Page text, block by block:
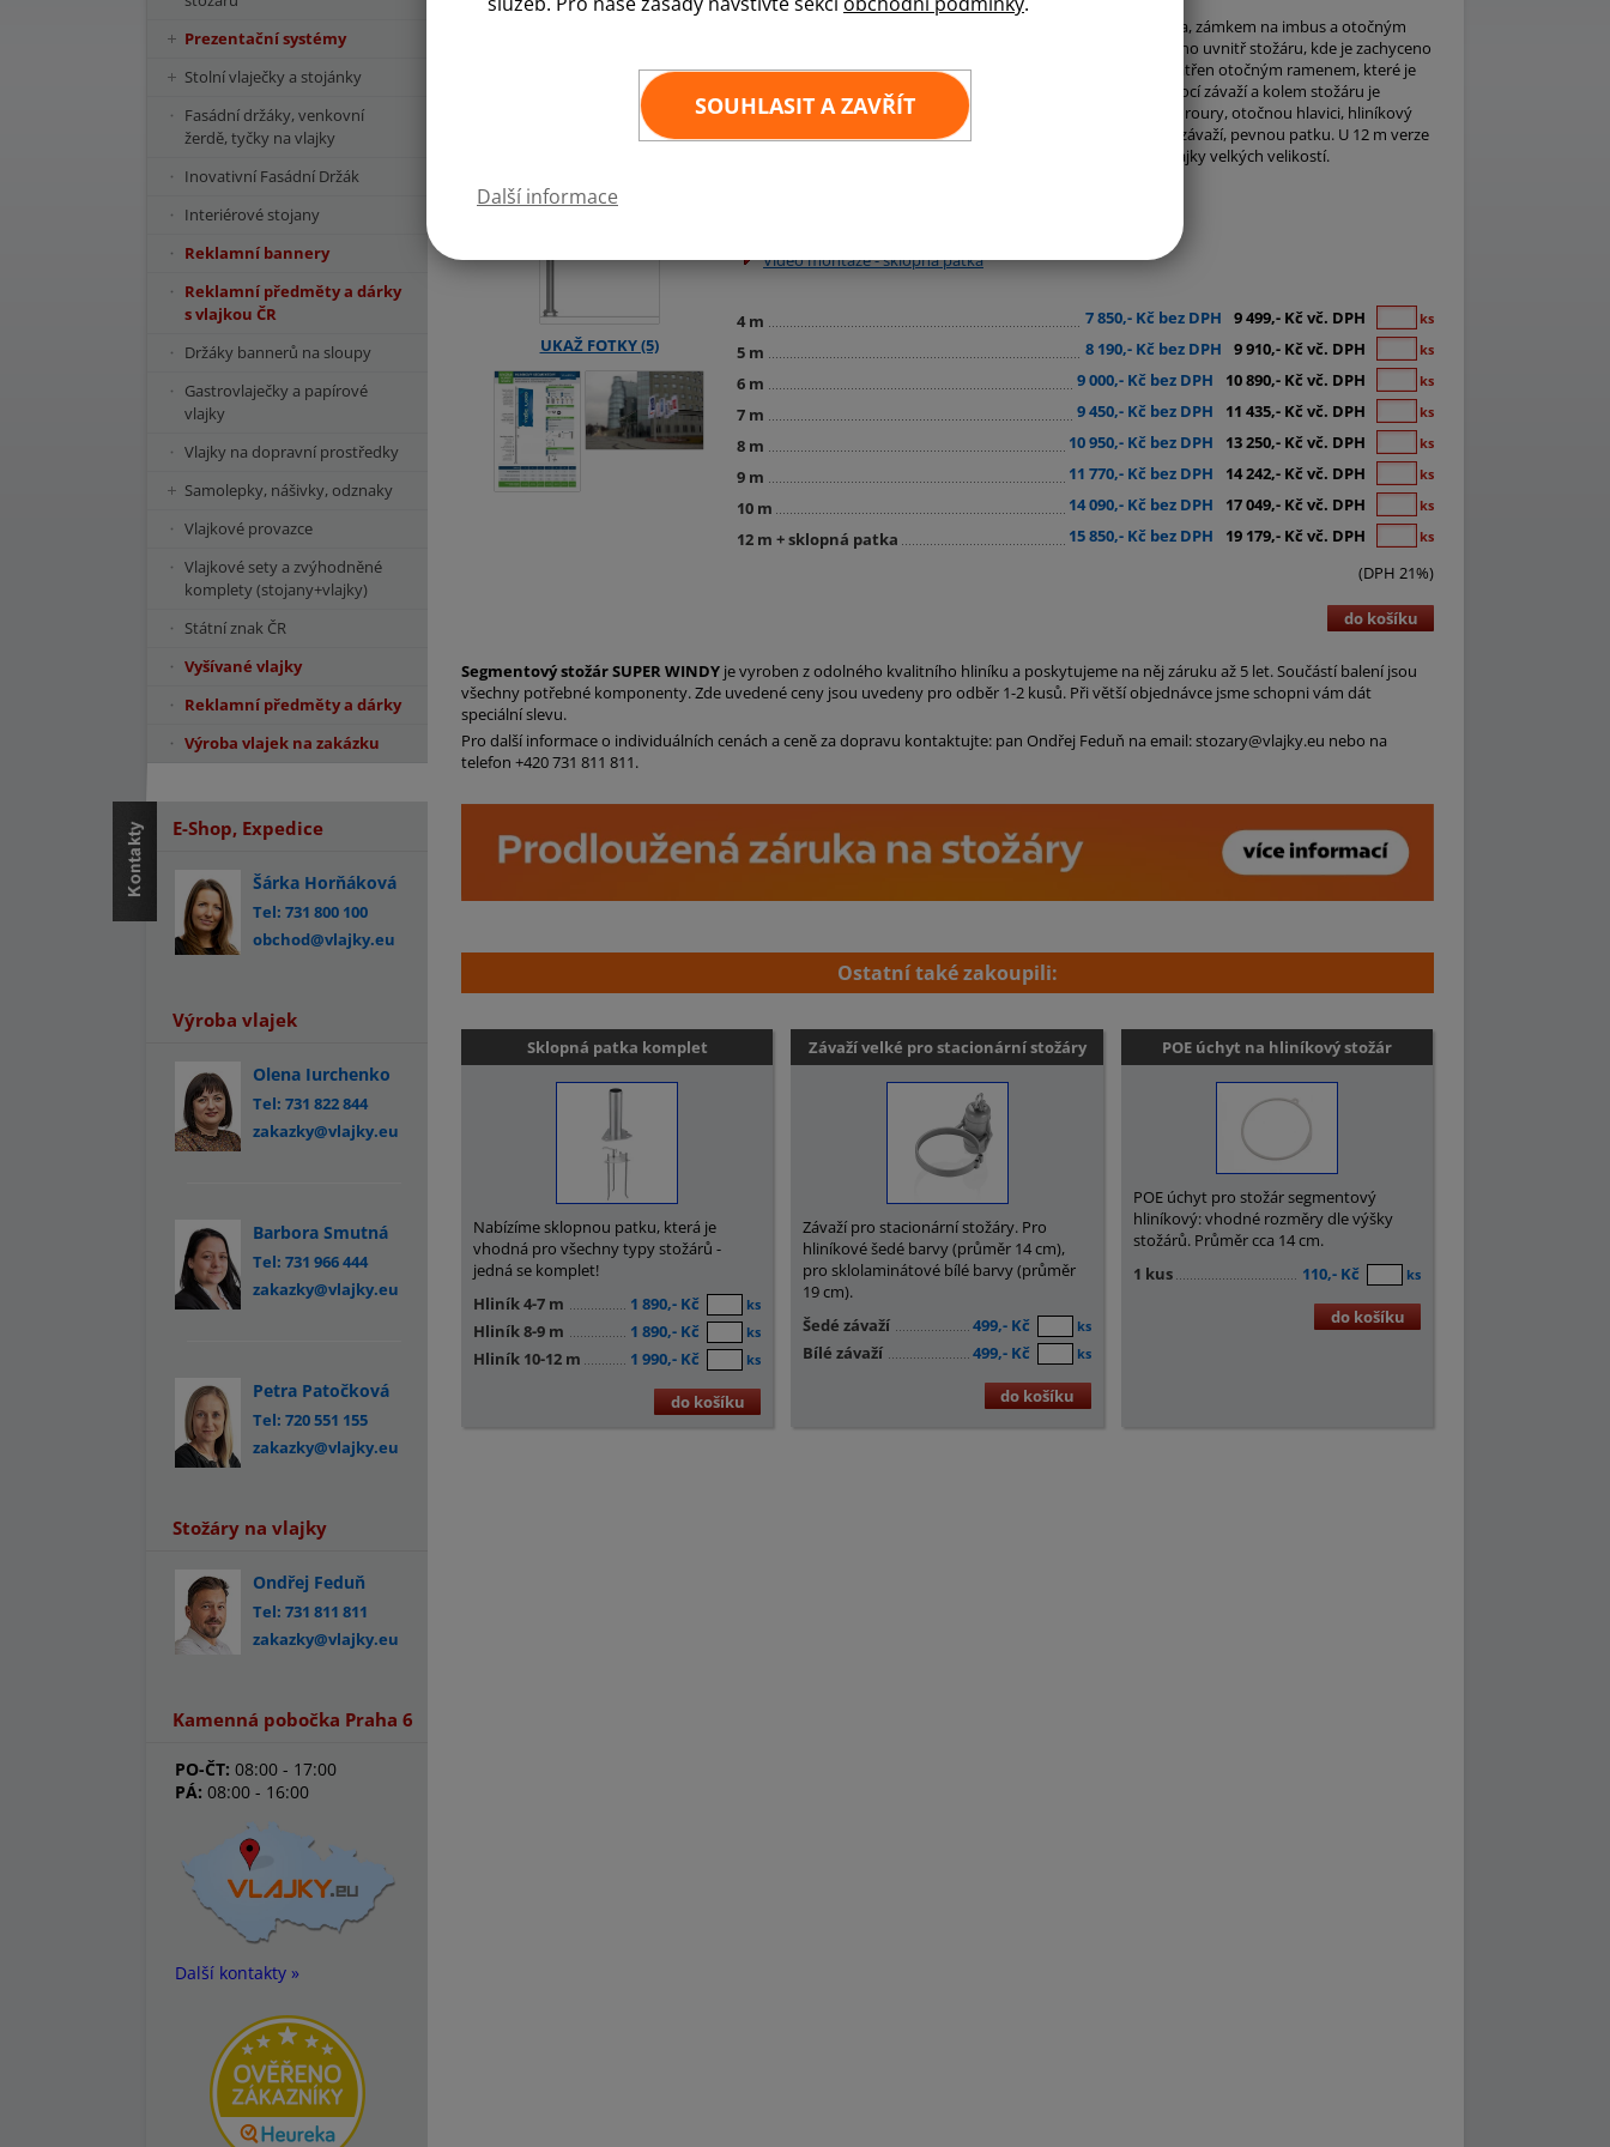
SOUHLASIT A ZAVŘÍT
Další informace
Vlajkový hliníkový segmentový stožár s vnitřním vedením lanka, zámkem na imbus a otočným
spouštěcím a vytahovacím ramenem - vlajkové vedení je uloženo uvnitř stožáru, kde je zachyceno
v navíjecím mechanismu - chráněno proti krádeži. Stožár je opatřen otočným ramenem, které je
jednoduše pomocí lana ovladatelné. Vlajka je tažena dolu pomocí závaží a kolem stožáru je
uchycena POE úchyty. Dodávka obsahuje: hliníkové eloxované roury, otočnou hlavici, hliníkový
vrchlík, provazové vnitřní vedení, otočné rameno, Poe úchyty, závaží, pevnou patku. U 12 m verze
je v ceně patka sklopná, kvůli stabilitě a možnosti vyvěšovat vlajky velkých velikostí.
Video montáže - sklopná patka
4 m 7 850,- Kč bez DPH 9 499,- Kč vč. DPH ks
5 m 8 190,- Kč bez DPH 9 910,- Kč vč. DPH ks
6 m 9 000,- Kč bez DPH 10 890,- Kč vč. DPH ks
7 m 9 450,- Kč bez DPH 11 435,- Kč vč. DPH ks
8 m 10 950,- Kč bez DPH 13 250,- Kč vč. DPH ks
9 m 11 770,- Kč bez DPH 14 242,- Kč vč. DPH ks
10 m 14 090,- Kč bez DPH 17 049,- Kč vč. DPH ks
12 m + sklopná patka 15 850,- Kč bez DPH 19 179,- Kč vč. DPH ks
(DPH 21%)
do košíku
Segmentový stožár SUPER WINDY je vyroben z odolného kvalitního hliníku a poskytujeme na něj záruku až 5 let. Součástí balení jsou
všechny potřebné komponenty. Zde uvedené ceny jsou uvedeny pro odběr 1-2 kusů. Při větší objednávce jsme schopni vám dát
speciální slevu.
Pro další informace o individuálních cenách a ceně za dopravu kontaktujte: pan Ondřej Feduň na email: stozary@vlajky.eu nebo na
telefon +420 731 811 811.
Ostatní také zakoupili:
Sklopná patka komplet
Nabízíme sklopnou patku, která je
vhodná pro všechny typy stožárů -
jedná se komplet!
Hliník 4-7 m
1 890,- Kč ks
Hliník 8-9 m 1 890,- Kč ks
Hliník 10-12 m 1 990,- Kč ks
do košíku
Závaží velké pro stacionární stožáry
Závaží pro stacionární stožáry. Pro
hliníkové šedé barvy (průměr 14 cm),
pro sklolaminátové bílé barvy (průměr
19 cm).
Šedé závaží
499,- Kč ks
Bílé závaží 499,- Kč ks
do košíku
POE úchyt na hliníkový stožár
POE úchyt pro stožár segmentový
hliníkový: vhodné rozměry dle výšky
stožárů. Průměr cca 14 cm.
1 kus
110,- Kč ks
do košíku
Prezentační systémy
Stolní vlaječky a stojánky
Fasádní držáky, venkovní
žerdě, tyčky na vlajky
Inovativní Fasádní Držák
Interiérové stojany
Reklamní bannery
Reklamní předměty a dárky
s vlajkou ČR
Držáky bannerů na sloupy
Gastrovlaječky a papírové
vlajky
Vlajky na dopravní prostředky
Samolepky, nášivky, odznaky
Vlajkové provazce
Vlajkové sety a zvýhodněné
komplety (stojany+vlajky)
Státní znak ČR
Vyšívané vlajky
Reklamní předměty a dárky
Výroba vlajek na zakázku
E-Shop, Expedice
Šárka Horňáková
Tel: 731 800 100
obchod@vlajky.eu
Výroba vlajek
Olena Iurchenko
Tel: 731 822 844
zakazky@vlajky.eu
Barbora Smutná
Tel: 731 966 444
zakazky@vlajky.eu
Petra Patočková
Tel: 720 551 155
zakazky@vlajky.eu
Stožáry na vlajky
Ondřej Feduň
Tel: 731 811 811
zakazky@vlajky.eu
Kamenná pobočka Praha 6
PO-ČT: 08:00 - 17:00
PÁ: 08:00 - 16:00
Další kontakty »